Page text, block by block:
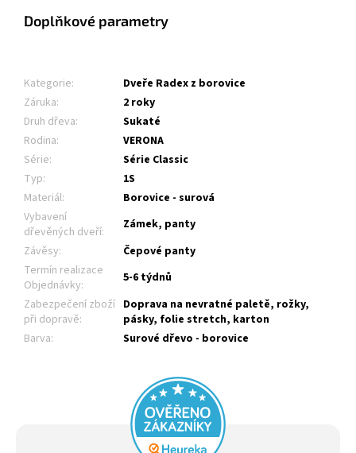
Doplňkové parametry
Kategorie:
Dveře Radex z borovice
Záruka:
2 roky
Druh dřeva:
Sukaté
Rodina:
VERONA
Série:
Série Classic
Typ:
1S
Materiál:
Borovice - surová
Vybavení
dřevěných dveří:
Zámek, panty
Závěsy:
Čepové panty
Termín realizace
Objednávky:
5-6 týdnů
Zabezpečení zboží
při dopravě:
Doprava na nevratné paletě, rožky,
pásky, folie stretch, karton
Barva: Surové dřevo - borovice